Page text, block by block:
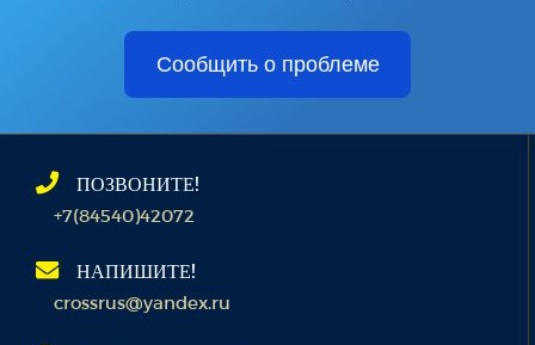
Сообщить о проблеме
ПОЗВОНИТЕ!
+7(84540)42072
НАПИШИТЕ!
crossrus@yandex.ru